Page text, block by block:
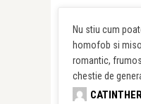
Nu stiu cum
homofob si
romantic,
chestie de